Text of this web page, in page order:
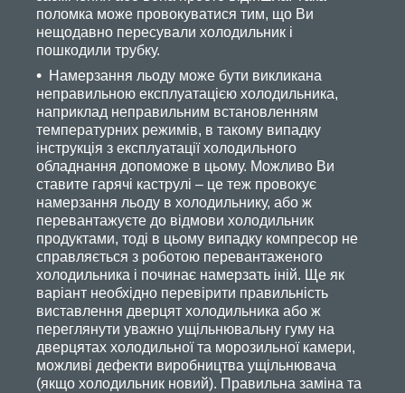
поломка може провокуватися тим, що Ви
нещодавно пересували холодильник і
пошкодили трубку.
Намерзання льоду може бути викликана
неправильною експлуатацією холодильника,
наприклад неправильним встановленням
температурних режимів, в такому випадку
інструкція з експлуатації холодильного
обладнання допоможе в цьому. Можливо Ви
ставите гарячі каструлі – це теж провокує
намерзання льоду в холодильнику, або ж
перевантажуєте до відмови холодильник
продуктами, тоді в цьому випадку компресор не
справляється з роботою перевантаженого
холодильника і починає намерзать іній. Ще як
варіант необхідно перевірити правильність
виставлення дверцят холодильника або ж
переглянути уважно ущільнювальну гуму на
дверцятах холодильної та морозильної камери,
можливі дефекти виробництва ущільнювача
(якщо холодильник новий). Правильна заміна та